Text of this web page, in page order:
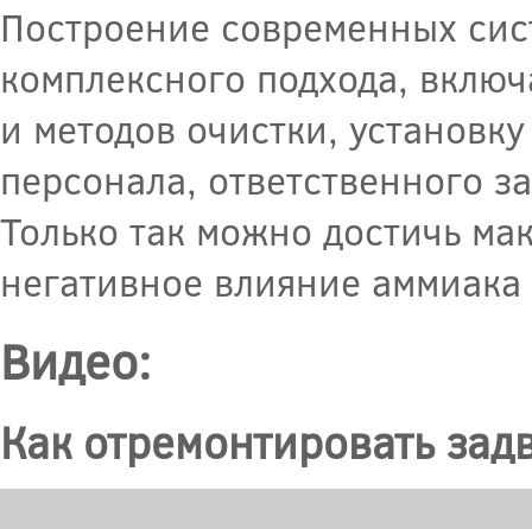
Построение современных
комплексного подхода,
и методов очистки,
персонала, ответственного
Только так можно достичь
негативное влияние
Видео:
Как отремонтировать